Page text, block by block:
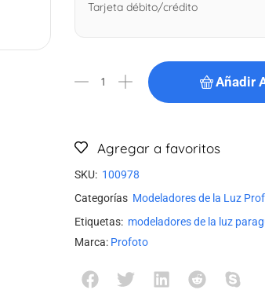
Tarjeta débito/crédito
Añadir
Agregar a favoritos
SKU: 100978
Categorías Modeladores de la Luz
Etiquetas: modeladores de la luz
Marca: Profoto